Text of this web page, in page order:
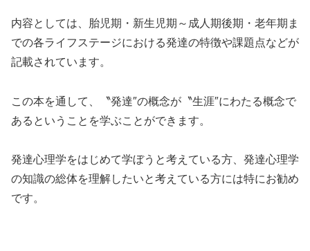
内容としては、胎児期・新生児期～成人期後期・老年期ま
での各ライフステージにおける発達の特徴や課題点などが
記載されています。
この本を通して、〝発達″の概念が〝生涯″にわたる概念で
あるということを学ぶことができます。
発達心理学をはじめて学ぼうと考えている方、発達心理学
の知識の総体を理解したいと考えている方には特にお勧め
です。